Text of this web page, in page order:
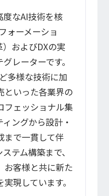
度なAI技術を核
ォーメーショ
およびDXの実
レーターです。
多様な技術に加
といった各業界の
フェッショナル集
ングから設計・
まで一貫して伴
テム構築まで、
お客様と共に新た
現しています。